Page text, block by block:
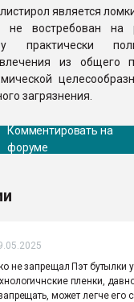
является
не востребован на
практически
из общего
загрязнения.
Комментировать на
форуме
не запрещал Пэт бутылки
пленки,
может легче его